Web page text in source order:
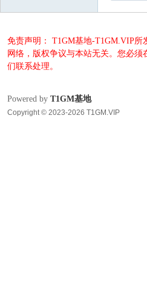
免责声明： T1GM基地-T1GM.VIP
网络，版权争议与本站无关。您必
们联系处理。
Powered by T1GM基地
Copyright © 2023-2026 T1GM.VIP